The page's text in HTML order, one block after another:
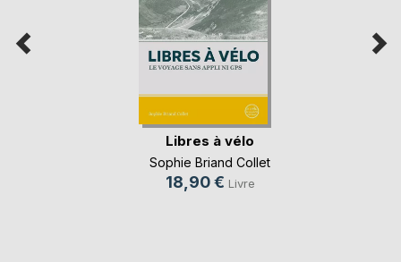
Libres à vélo
Sophie Briand Collet
18,90 € Livre